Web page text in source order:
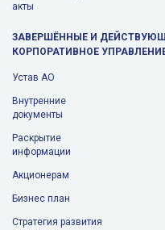
акты
ЗАВЕРШЁННЫЕ И
КОРПОРАТИВНОЕ
Устав АО
Внутренние
документы
Раскрытие
информации
Aкционерам
Бизнес план
Стратегия развития